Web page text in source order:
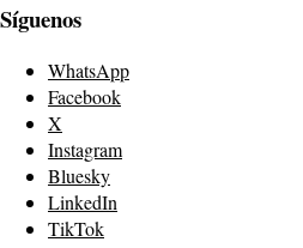
Síguenos
WhatsApp
Facebook
X
Instagram
Bluesky
LinkedIn
TikTok